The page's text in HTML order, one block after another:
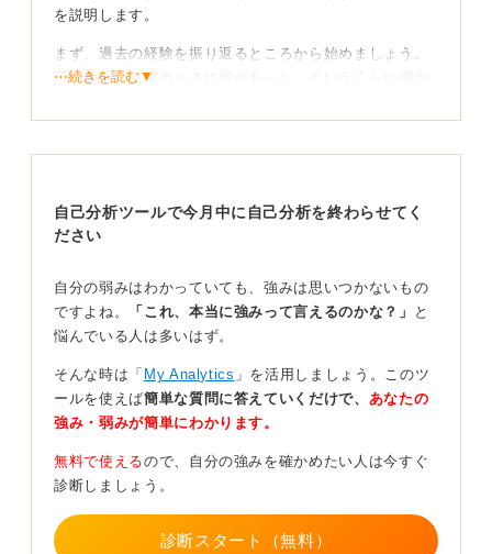
を説明します。
まず、過去の経験を振り返るところから始めましょう。
可能なら「何歳のときに何があった」というくらい細か
「中学校の頃」「大学の頃」といったざっくりとした区
事、努力したことなどを書き出していきましょう。
動」「家庭内の出来事」といった分類です。このように
細分化しながら思い出していくと、新たな気付きが得ら
れやすいですよ。
他人の視点も取り入れて感情や行動を詳細に記そう
それぞれの出来事について、さらに深く掘り下げて書き
込んでいきましょう。具体的には、「どういう出来事を
どうなったのか。そこから何を学び、今の自分にどうつ
ながっているか」という視点です。
⋯続きを読む▼
自己分析ツールで今月中に自己分析を終わらせてく
ださい
自分の弱みはわかっていても、強みは思いつかないもの
ですよね。
「これ、本当に強みって言えるのかな？」
と
悩んでいる人は多いはず。
そんな時は「 My Analytics 」を活用しましょう。このツ
ールを使えば簡単な質問に答えていくだけで、 あなたの
強み・弱みが簡単にわかります。
無料で使えるので、自分の強みを確かめたい人は今すぐ
診断しましょう。
診断スタート（無料）